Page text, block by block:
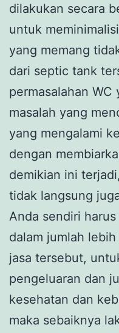
dilakukan secara
untuk
yang memang
dari septic tank
permasalahan
masalah yang
yang mengalami
dengan
demikian ini
tidak langsung
Anda sendiri
dalam jumlah
jasa tersebut,
pengeluaran dan
kesehatan dan
maka sebaiknya